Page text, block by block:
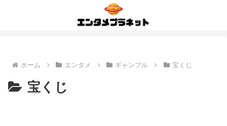
ホーム エンタメ ギャンブル 宝くじ
宝くじ